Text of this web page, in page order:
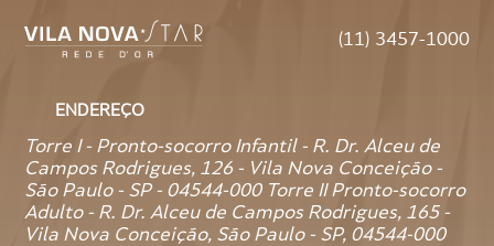
(11) 3457-1000
ENDEREÇO
Torre I - Pronto-socorro Infantil - R. Dr. Alceu de
Campos Rodrigues, 126 - Vila Nova Conceição -
São Paulo - SP - 04544-000 Torre II Pronto-socorro
Adulto - R. Dr. Alceu de Campos Rodrigues, 165 -
Vila Nova Conceição, São Paulo - SP, 04544-000